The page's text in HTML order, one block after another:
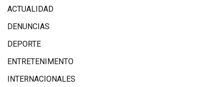
ACTUALIDAD
DENUNCIAS
DEPORTE
ENTRETENIMENTO
INTERNACIONALES